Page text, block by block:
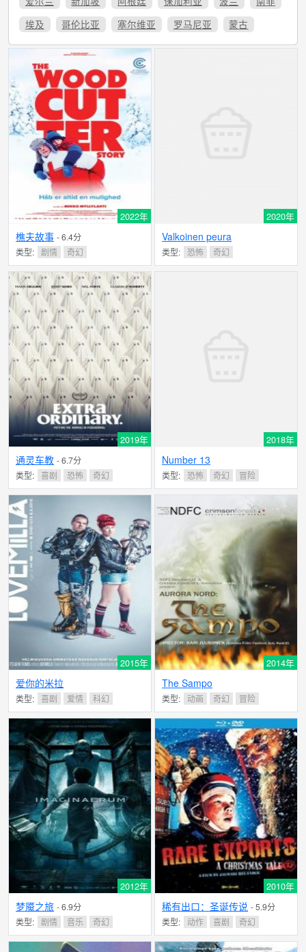
埃及
哥伦比亚 塞尔维亚 罗马尼亚 蒙古
2022年
樵夫故事 - 6.4分
类型: 剧情 奇幻
2020年
Valkoinen peura
类型: 恐怖 奇幻
2019年
通灵车教 - 6.7分
类型: 喜剧 恐怖 奇幻
2018年
Number 13
类型: 恐怖 奇幻 冒险
2015年
爱你的米拉
类型: 喜剧 爱情 科幻
2014年
The Sampo
类型: 动画 奇幻 冒险
2012年
梦魇之旅 - 6.9分
类型: 剧情 音乐 奇幻
2010年
稀有出口：圣诞传说 - 5.9分
类型:
动作 喜剧 奇幻